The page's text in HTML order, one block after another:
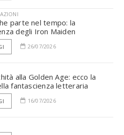
parte nel tempo: la
degli Iron Maiden
26/07/2026
alla Golden Age: ecco la
fantascienza letteraria
16/07/2026